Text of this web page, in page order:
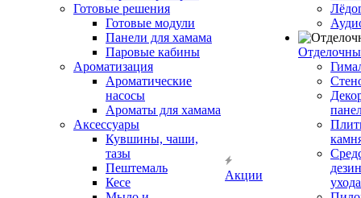
Готовые решения
Готовые модули
Панели для хамама
Паровые кабины
Ароматизация
Ароматические
насосы
Ароматы для хамама
Аксессуары
Кувшины, чаши,
тазы
Пештемаль
Кесе
Акции
ухода